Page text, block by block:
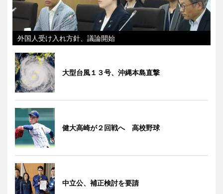
外国人受け入れ方針、議論開始
大型台風１３号、沖縄本島直撃
健大高崎が２回戦へ 高校野球
中立公、補正検討を要請